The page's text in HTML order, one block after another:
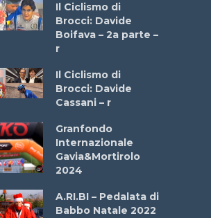
Il Ciclismo di
Brocci: Davide
Boifava – 2a parte –
r
Il Ciclismo di
Brocci: Davide
Cassani – r
Granfondo
Internazionale
Gavia&Mortirolo
2024
A.RI.BI – Pedalata di
Babbo Natale 2022